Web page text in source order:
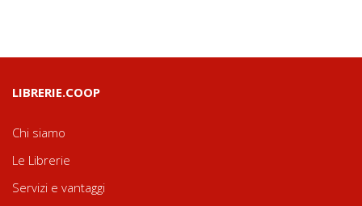
LIBRERIE.COOP
Chi siamo
Le Librerie
Servizi e vantaggi